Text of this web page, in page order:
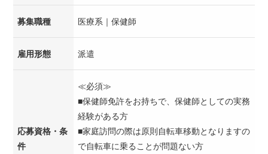
募集職種 医療系｜保健師
雇用形態 派遣
応募資格・条
件
≪必須≫
■保健師免許をお持ちで、保健師としての実務
経験がある方
■家庭訪問の際は原則自転車移動となりますの
で自転車に乗ることが問題ない方